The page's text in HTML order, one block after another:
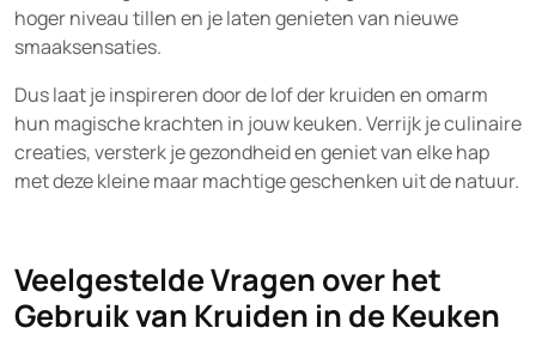
hoger niveau tillen en je laten genieten van nieuwe
smaaksensaties.
Dus laat je inspireren door de lof der kruiden en omarm
hun magische krachten in jouw keuken. Verrijk je culinaire
creaties, versterk je gezondheid en geniet van elke hap
met deze kleine maar machtige geschenken uit de natuur.
Veelgestelde Vragen over het
Gebruik van Kruiden in de Keuken